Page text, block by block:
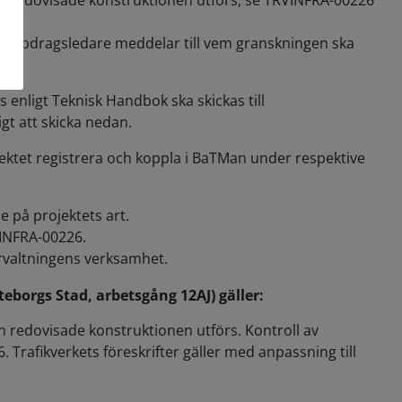
meddelar till vem granskningen ska
Teknisk Handbok ska skickas till
att skicka nedan.
registrera och koppla i BaTMan under respektive
på projektets art.
00226.
verksamhet.
Stad, arbetsgång 12AJ) gäller:
redovisade konstruktionen utförs. Kontroll av
Trafikverkets föreskrifter gäller med anpassning till